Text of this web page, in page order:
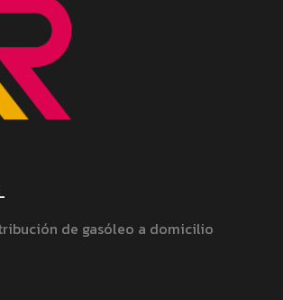
de gasóleo a domicilio